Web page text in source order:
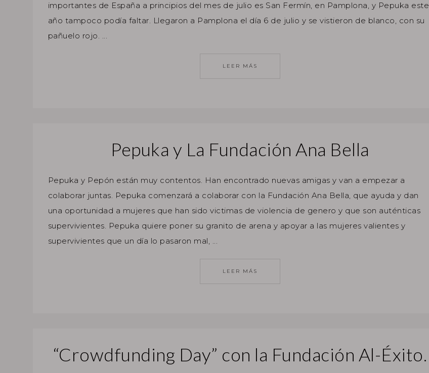
importantes de España a principios del mes de julio es San Fermín, en Pamplona, y Pepuka este
año tampoco podía faltar. Llegaron a Pamplona el día 6 de julio y se vistieron de blanco, con su
pañuelo rojo. ...
LEER MÁS
Pepuka y La Fundación Ana Bella
Pepuka y Pepón están muy contentos. Han encontrado nuevas amigas y van a empezar a
colaborar juntas. Pepuka comenzará a colaborar con la Fundación Ana Bella, que ayuda y dan
una oportunidad a mujeres que han sido victimas de violencia de genero y que son auténticas
supervivientes. Pepuka quiere poner su granito de arena y apoyar a las mujeres valientes y
supervivientes que un día lo pasaron mal, ...
LEER MÁS
“Crowdfunding Day” con la Fundación Al-Éxito.